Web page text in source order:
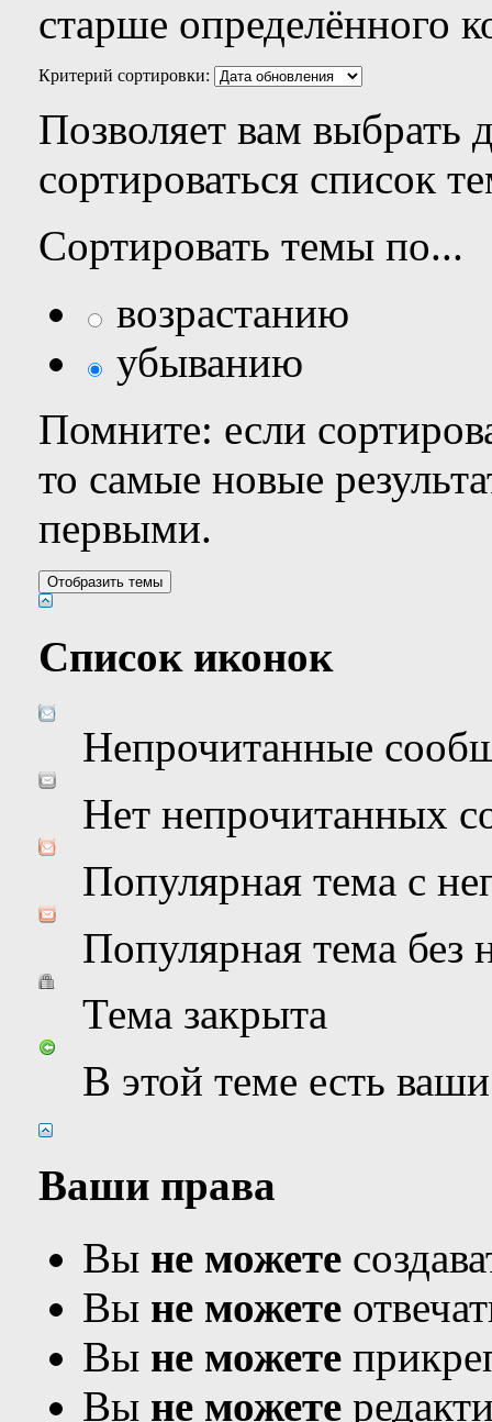
старше определённого
Критерий сортировки:
Позволяет вам выбрать
сортироваться список
Сортировать темы по...
возрастанию
убыванию
Помните: если
то самые новые
первыми.
Список иконок
Непрочитанные
Нет непрочитанных
Популярная тема с
Популярная тема
Тема закрыта
В этой теме есть
Ваши права
Вы не можете
Вы не можете
Вы не можете
Вы не можете